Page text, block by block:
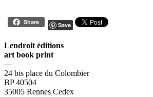
Share Save
Lendroit éditions
art book print
—
24 bis place du Colombier
BP 40504
35005 Rennes Cedex